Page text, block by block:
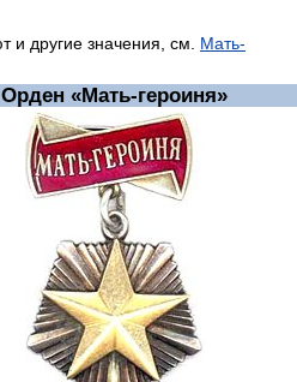
и другие значения, см. Мать-
Орден «Мать-героиня»